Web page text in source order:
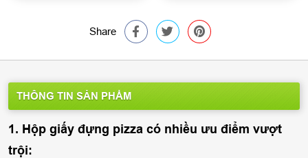
Share
THÔNG TIN SẢN PHẨM
1. Hộp giấy đựng pizza có nhiều ưu điểm vượt
trội: